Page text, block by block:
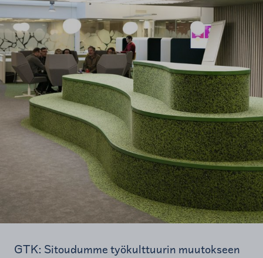
GTK: Sitoudumme työkulttuurin muutokseen